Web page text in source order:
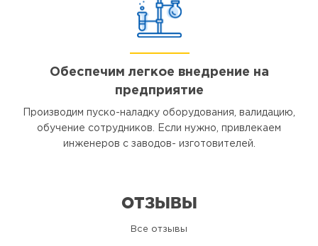
Обеспечим легкое внедрение на
предприятие
Производим пуско-наладку оборудования, валидацию,
обучение сотрудников. Если нужно, привлекаем
инженеров с заводов- изготовителей.
ОТЗЫВЫ
Все отзывы